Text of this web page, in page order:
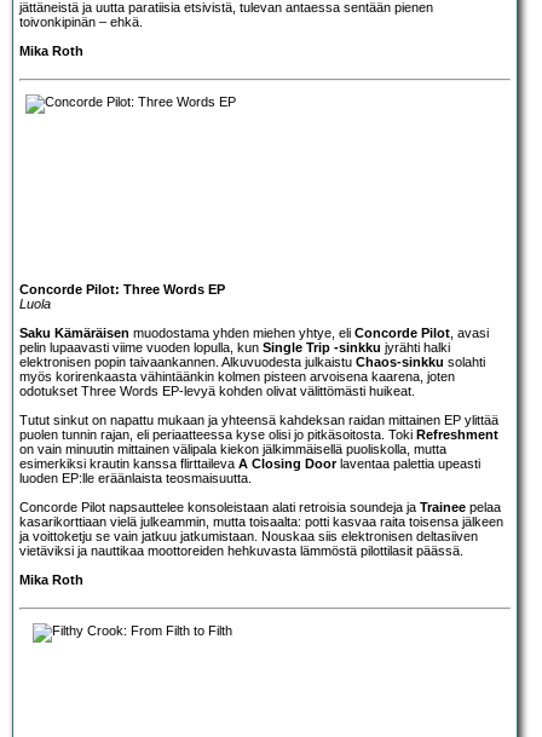
jättäneistä ja uutta paratiisia etsivistä, tulevan antaessa sentään pienen
toivonkipinän – ehkä.
Mika Roth
Concorde Pilot: Three Words EP
Luola
Saku Kämäräisen muodostama yhden miehen yhtye, eli Concorde Pilot , avasi
pelin lupaavasti viime vuoden lopulla, kun Single Trip -sinkku jyrähti halki
elektronisen popin taivaankannen. Alkuvuodesta julkaistu Chaos-sinkku solahti
myös korirenkaasta vähintäänkin kolmen pisteen arvoisena kaarena, joten
odotukset Three Words EP-levyä kohden olivat välittömästi huikeat.
Tutut sinkut on napattu mukaan ja yhteensä kahdeksan raidan mittainen EP ylittää
puolen tunnin rajan, eli periaatteessa kyse olisi jo pitkäsoitosta. Toki Refreshment
on vain minuutin mittainen välipala kiekon jälkimmäisellä puoliskolla, mutta
esimerkiksi krautin kanssa flirttaileva A Closing Doorlaventaa palettia upeasti
luoden EP:lle eräänlaista teosmaisuutta.
Concorde Pilot napsauttelee konsoleistaan alati retroisia soundeja ja Trainee pelaa
kasarikorttiaan vielä julkeammin, mutta toisaalta: potti kasvaa raita toisensa jälkeen
ja voittoketju se vain jatkuu jatkumistaan. Nouskaa siis elektronisen deltasiiven
vietäviksi ja nauttikaa moottoreiden hehkuvasta lämmöstä pilottilasit päässä.
Mika Roth